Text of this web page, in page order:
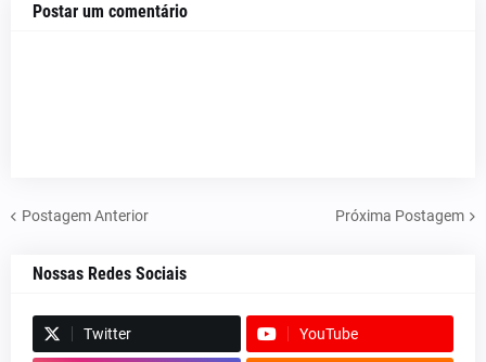
Postar um comentário
Postagem Anterior Próxima Postagem
Nossas Redes Sociais
Twitter YouTube